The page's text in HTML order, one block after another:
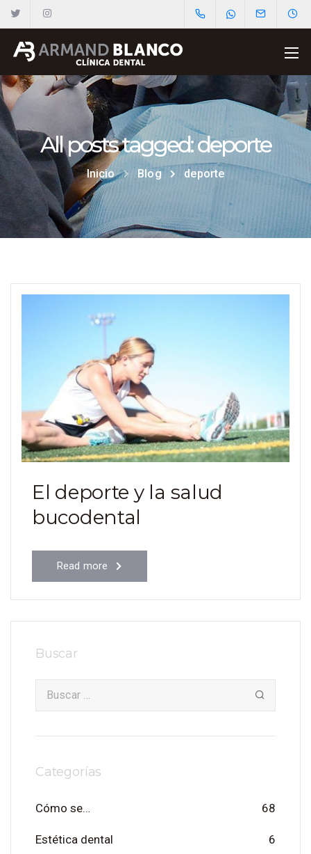
All posts tagged: deporte
Inicio Blog deporte
El deporte y la salud
bucodental
Read more
Buscar
Categorías
Cómo se… 68
Estética dental 6